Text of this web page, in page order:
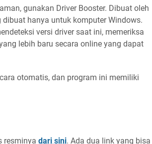
gunakan Driver Booster. Dibuat oleh
hanya untuk komputer Windows.
versi driver saat ini, memeriksa
lebih baru secara online yang dapat
otomatis, dan program ini memiliki
resminya dari sini. Ada dua link yang bisa